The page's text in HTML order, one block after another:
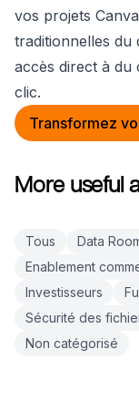
vos projets
traditionnelles du
accès direct à du
clic.
Transformez
More useful
Tous Data
Enablement
Investisseurs
Sécurité des
Non catégorisé